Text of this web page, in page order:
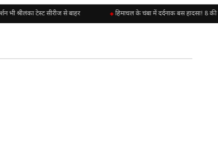
भी श्रीलंका टेस्ट सीरीज से बाहर हिमाचल के चंबा में दर्दनाक बस हादसा! 8 की